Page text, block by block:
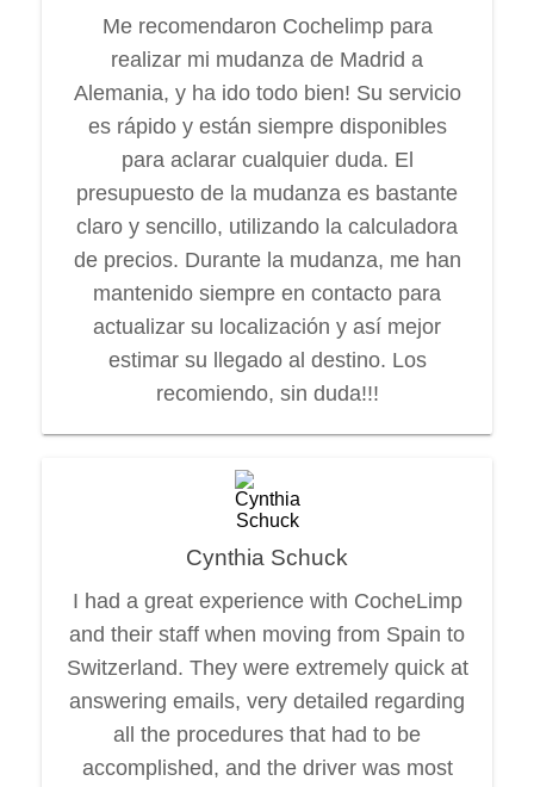
Me recomendaron Cochelimp para
realizar mi mudanza de Madrid a
Alemania, y ha ido todo bien! Su servicio
es rápido y están siempre disponibles
para aclarar cualquier duda. El
presupuesto de la mudanza es bastante
claro y sencillo, utilizando la calculadora
de precios. Durante la mudanza, me han
mantenido siempre en contacto para
actualizar su localización y así mejor
estimar su llegado al destino. Los
recomiendo, sin duda!!!
Cynthia Schuck
I had a great experience with CocheLimp
and their staff when moving from Spain to
Switzerland. They were extremely quick at
answering emails, very detailed regarding
all the procedures that had to be
accomplished, and the driver was most